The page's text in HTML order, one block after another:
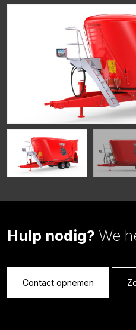
Hulp nodig? We
Contact opnemen